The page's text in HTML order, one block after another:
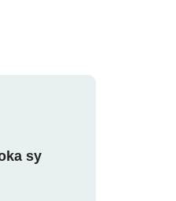
sy